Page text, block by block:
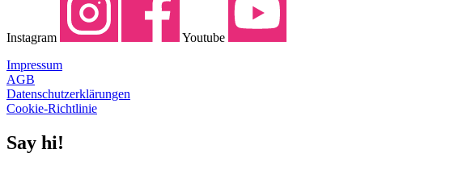
Instagram
Youtube
Impressum
AGB
Datenschutzerklärungen
Cookie-Richtlinie
Say hi!